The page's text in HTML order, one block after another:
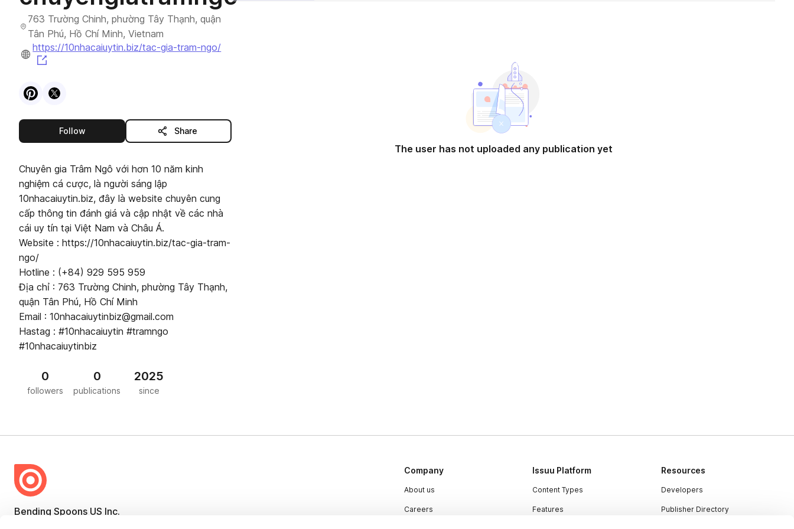
763 Trường Chinh, phường Tây Thạnh, quận
Tân Phú, Hồ Chí Minh, Vietnam
https://10nhacaiuytin.biz/tac-gia-tram-ngo/
VisitPinterest
Visit
Followthis publisher Share
Chuyên gia Trâm Ngô với hơn 10 năm kinh
nghiệm cá cược, là người sáng lập
10nhacaiuytin.biz, đây là website chuyên cung
cấp thông tin đánh giá và cập nhật về các nhà
cái uy tín tại Việt Nam và Châu Á.
Website : https://10nhacaiuytin.biz/tac-gia-tram-
ngo/
Hotline : (+84) 929 595 959
Địa chỉ : 763 Trường Chinh, phường Tây Thạnh,
quận Tân Phú, Hồ Chí Minh
Email : 10nhacaiuytinbiz@gmail.com
Hastag : #10nhacaiuytin #tramngo
#10nhacaiuytinbiz
0
followers
0
publications
2025
since
The user has not uploaded any publication yet
Bending Spoons US Inc.
Company
About us
Careers
Issuu Platform
Content Types
Features
Resources
Developers
Publisher Directory